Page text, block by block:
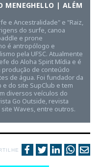
MENEGHELLO | ALÉM
e Ancestralidade" e "Raiz,
do surfe, canoa
e prone
é antropólogo e
pela UFSC. Atualmente
do Aloha Spirit Mídia e é
de conteúdo
de água. Foi fundador da
e do site SupClub e tem
diversos veículos do
Go Outside, revista
site Waves, entre outros.